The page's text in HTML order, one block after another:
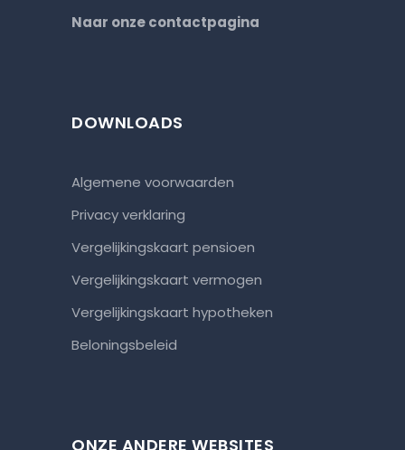
Naar onze contactpagina
DOWNLOADS
Algemene voorwaarden
Privacy verklaring
Vergelijkingskaart pensioen
Vergelijkingskaart vermogen
Vergelijkingskaart hypotheken
Beloningsbeleid
ONZE ANDERE WEBSITES